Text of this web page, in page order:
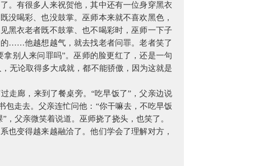
。有很多人来祝贺他，其中还有一位身穿黑衣
没喝彩、也没鼓掌。巫师本来就不喜欢黑色，
黑衣老者既不鼓掌、也不喝彩时，巫师一下子
……他越想越气，就去找老者问罪。老者笑了
别人来问罪吗”。巫师的脸更红了，还是一句
无论取得多大成就，都不能骄傲，因为这就是
走廊，来到了餐桌旁。“吃早饭了”，父亲边说
走去。父亲连忙问他：“你干嘛去，不吃早饭
，父亲微笑着说道。巫师挠了挠头，也笑了。
也变得越来越融洽了。他们学会了理解对方，